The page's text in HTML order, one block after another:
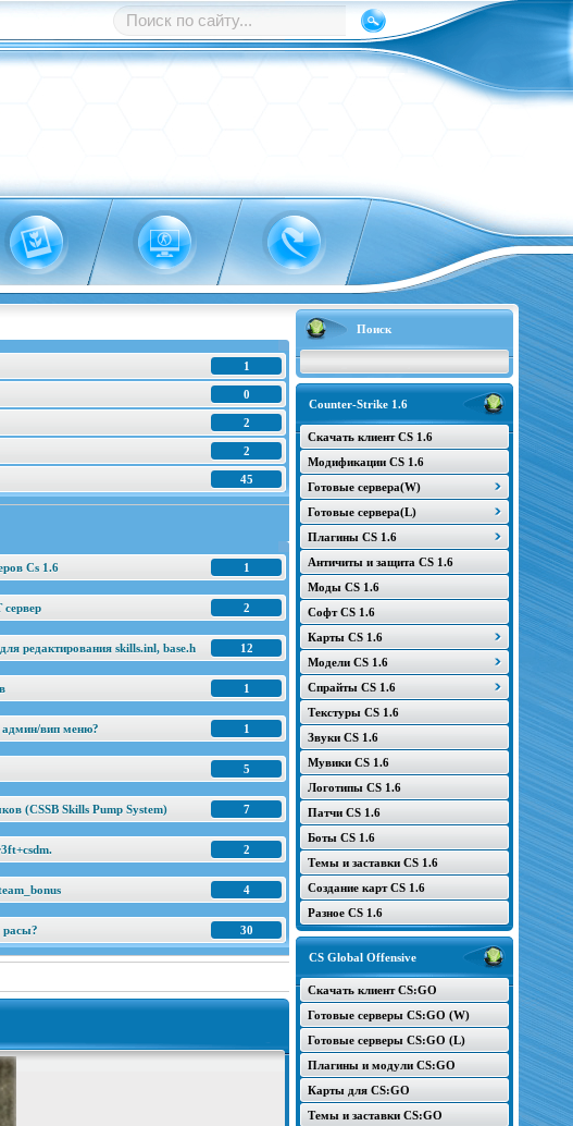
Поиск
Counter-Strike 1.6
Скачать клиент CS 1.6
Модификации CS 1.6
Готовые сервера(W)
Готовые сервера(L)
Плагины CS 1.6
Античиты и защита CS 1.6
Моды CS 1.6
Софт CS 1.6
Карты CS 1.6
Модели CS 1.6
Спрайты CS 1.6
Текстуры CS 1.6
Звуки CS 1.6
Мувики CS 1.6
Логотипы CS 1.6
Патчи CS 1.6
Боты CS 1.6
Темы и заставки CS 1.6
Создание карт CS 1.6
Разное CS 1.6
CS Global Offensive
Скачать клиент CS:GO
Готовые серверы CS:GO (W)
Готовые серверы CS:GO (L)
Плагины и модули CS:GO
Карты для CS:GO
Темы и заставки CS:GO
1
0
2
2
45
1
Cs 1.6
2
12
редактирования skills.inl, base.h
1
1
вип меню?
5
7
(CSSB Skills Pump System)
2
4
30
расы?